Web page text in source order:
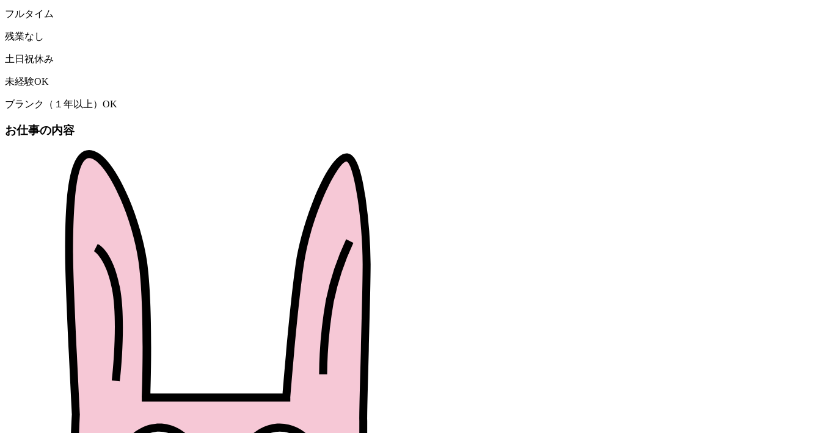
フルタイム
残業なし
土日祝休み
未経験OK
ブランク（１年以上）OK
お仕事の内容